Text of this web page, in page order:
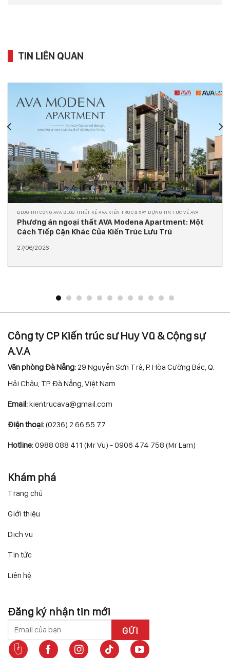
TIN LIÊN QUAN
BLOG THI CÔNG AVA BLOG THIẾT KẾ AVA KIẾN TRÚC & XÂY DỰNG TIN TỨC VỀ AVA
AVA tiên phong ứng dụng BIM tại dự án M Beach
Hotel: Giải pháp đồng bộ cho công trình nhờ tích hợp
27/05/2026
Công ty CP Kiến trúc sư Huy Vũ & Cộng sự
A.V.A
Văn phòng Đà Nẵng: 29 Nguyễn Sơn Trà, P. Hòa Cường Bắc, Q.
Hải Châu, TP. Đà Nẵng, Việt Nam
Email:kientrucava@gmail.com
Điện thoại:(0236) 2 66 55 77
Hotline:0988 088 411 (Mr Vu) - 0906 474 758 (Mr Lam)
Khám phá
Trang chủ
Giới thiệu
Dịch vụ
Tin tức
Liên hệ
Đăng ký nhận tin mới